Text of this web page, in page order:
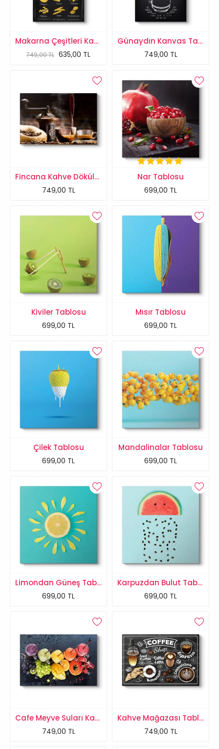
Makarna Çeşitleri Kanvas Tablo
749,00 TL 635,00 TL
Günaydın Kanvas Tablo
749,00 TL
Fincana Kahve Dökülürken Tablo
749,00 TL
Nar Tablosu
699,00 TL
Kiviler Tablosu
699,00 TL
Mısır Tablosu
699,00 TL
Çilek Tablosu
699,00 TL
Mandalinalar Tablosu
699,00 TL
Limondan Güneş Tablosu
699,00 TL
Karpuzdan Bulut Tablosu
699,00 TL
Cafe Meyve Suları Kanvas Tablo
749,00 TL
Kahve Mağazası Tablosu
749,00 TL